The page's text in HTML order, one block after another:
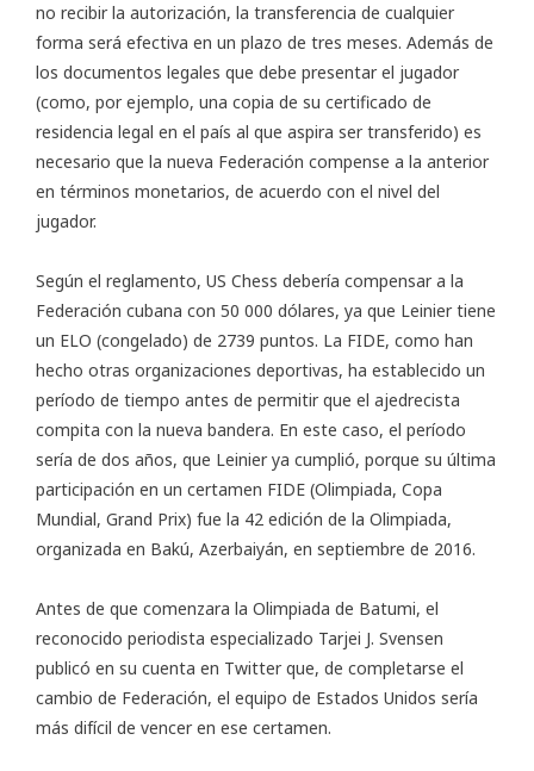
no recibir la autorización, la transferencia de cualquier
forma será efectiva en un plazo de tres meses. Además de
los documentos legales que debe presentar el jugador
(como, por ejemplo, una copia de su certificado de
residencia legal en el país al que aspira ser transferido) es
necesario que la nueva Federación compense a la anterior
en términos monetarios, de acuerdo con el nivel del
jugador.
Según el reglamento, US Chess debería compensar a la
Federación cubana con 50 000 dólares, ya que Leinier tiene
un ELO (congelado) de 2739 puntos. La FIDE, como han
hecho otras organizaciones deportivas, ha establecido un
período de tiempo antes de permitir que el ajedrecista
compita con la nueva bandera. En este caso, el período
sería de dos años, que Leinier ya cumplió, porque su última
participación en un certamen FIDE (Olimpiada, Copa
Mundial, Grand Prix) fue la 42 edición de la Olimpiada,
organizada en Bakú, Azerbaiyán, en septiembre de 2016.
Antes de que comenzara la Olimpiada de Batumi, el
reconocido periodista especializado Tarjei J. Svensen
publicó en su cuenta en Twitter que, de completarse el
cambio de Federación, el equipo de Estados Unidos sería
más difícil de vencer en ese certamen.